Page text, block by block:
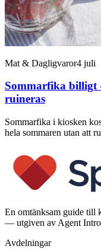
Mat & Dagligvaror4 juli
Sommarfika billigt
ruineras
Sommarfika i kiosken
hela sommaren utan att
En omtänksam guide till
— utgiven av Agent
Avdelningar